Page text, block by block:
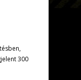
300